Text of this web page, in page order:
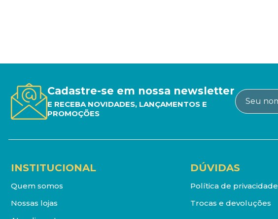
Cadastre-se em nossa newsletter
E RECEBA NOVIDADES, LANÇAMENTOS E
PROMOÇÕES
INSTITUCIONAL
Quem somos
Nossas lojas
DÚVIDAS
Política de privacidade
Trocas e devoluções